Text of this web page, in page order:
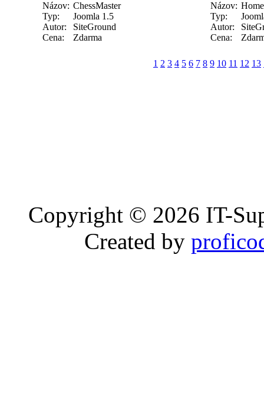
Názov: ChessMaster
Typ:
Joomla 1.5
Autor:
SiteGround
Cena:
Zdarma
Názov:
Typ:
Autor:
Cena:
1 2 3 4 5 6 7 8 9 10 11 12 13
Copyright © 2026 IT-
Created by